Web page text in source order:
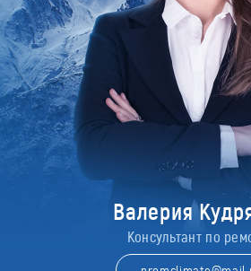
Валерия
Консультант по